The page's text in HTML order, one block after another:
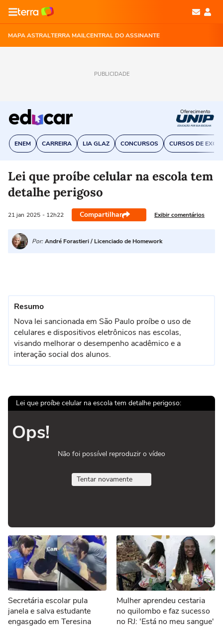
MAPA ASTRALTERRA MAILCENTRAL DO ASSINANTE
PUBLICIDADE
ENEM CARREIRA LIA GLAZ CONCURSOS CURSOS DE EXCEL
Oferecimento
Lei que proíbe celular na escola tem
detalhe perigoso
21 jan 2025 - 12h22 Compartilhar Exibir comentários
Por: André Forastieri / Licenciado de Homework
Resumo
Nova lei sancionada em São Paulo proíbe o uso de
celulares e dispositivos eletrônicos nas escolas,
visando melhorar o desempenho acadêmico e a
interação social dos alunos.
Lei que proíbe celular na escola tem detalhe perigoso:
Ops!
Não foi possível reproduzir o vídeo
Tentar novamente
Secretária escolar pula
janela e salva estudante
engasgado em Teresina
Mulher aprendeu cestaria
no quilombo e faz sucesso
no RJ: 'Está no meu sangue'